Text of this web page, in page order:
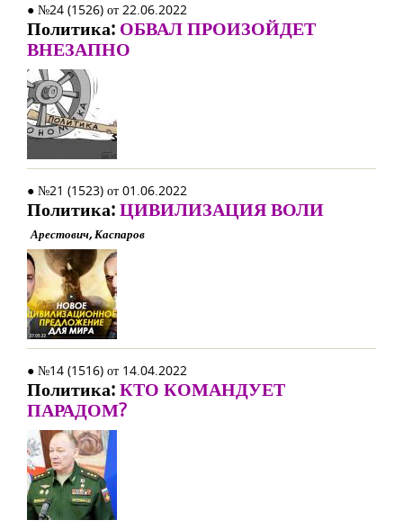
● №24 (1526) от 22.06.2022
Политика: ОБВАЛ ПРОИЗОЙДЕТ
ВНЕЗАПНО
● №21 (1523) от 01.06.2022
Политика:ЦИВИЛИЗАЦИЯ ВОЛИ
Арестович, Каспаров
● №14 (1516) от 14.04.2022
Политика:КТО КОМАНДУЕТ
ПАРАДОМ?